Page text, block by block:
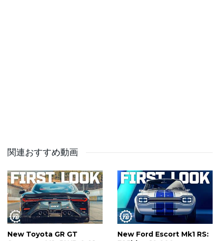
This is a commercial channel from BBC Studios.
Service & Feedback
https://www.bbcstudios.com/contact/contact-us/
00:00 Who Or What Is Slate?
1:13 Facts & Figures
1:40 What’s Slate’s USP?
関連おすすめ動画
New Toyota GR GT
New Ford Escort Mk1 RS: